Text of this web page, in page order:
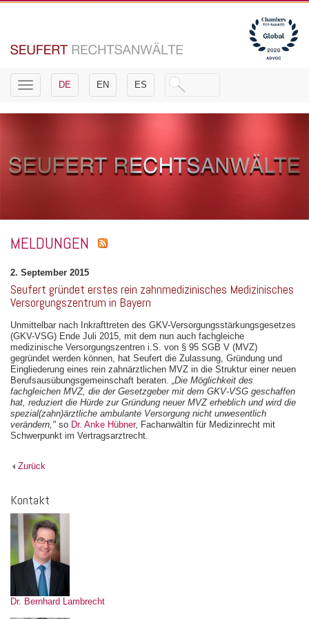
Toggle
navigation
DE EN ES
MELDUNGEN
2. September 2015
Seufert gründet erstes rein zahnmedizinisches Medizinisches
Versorgungszentrum in Bayern
Unmittelbar nach Inkrafttreten des GKV-Versorgungsstärkungsgesetzes
(GKV-VSG) Ende Juli 2015, mit dem nun auch fachgleiche
medizinische Versorgungszentren i.S. von § 95 SGB V (MVZ)
gegründet werden können, hat Seufert die Zulassung, Gründung und
Eingliederung eines rein zahnärztlichen MVZ in die Struktur einer neuen
Berufsausübungsgemeinschaft beraten. „Die Möglichkeit des
fachgleichen MVZ, die der Gesetzgeber mit dem GKV-VSG geschaffen
hat, reduziert die Hürde zur Gründung neuer MVZ erheblich und wird die
spezial(zahn)ärztliche ambulante Versorgung nicht unwesentlich
verändern," so Dr. Anke Hübner, Fachanwältin für Medizinrecht mit
Schwerpunkt im Vertragsarztrecht.
Zurück
Kontakt
Dr. Bernhard Lambrecht